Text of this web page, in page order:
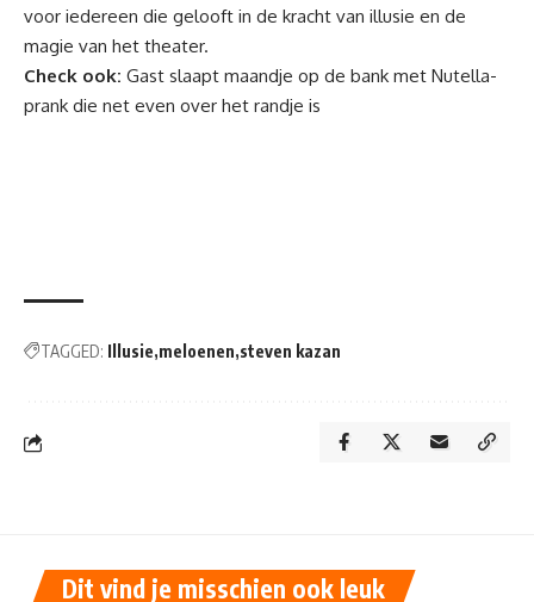
voor iedereen die gelooft in de kracht van illusie en de
magie van het theater.
Check ook: Gast slaapt maandje op de bank met Nutella-
prank die net even over het randje is
TAGGED: Illusie meloenen steven kazan
Dit vind je misschien ook leuk